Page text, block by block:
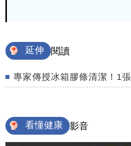
延伸 閱讀
專家傳授冰箱膠條清潔！1
看懂健康 影音